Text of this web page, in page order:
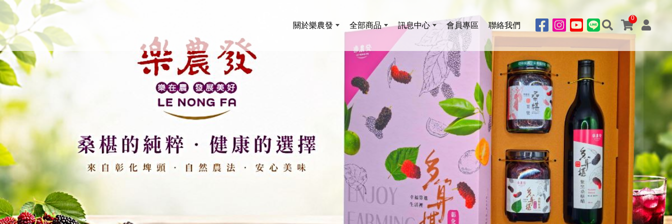
關於樂農發 全部商品 訊息中心 會員專區 聯絡我們
0